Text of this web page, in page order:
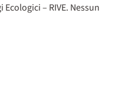
– RIVE. Nessun